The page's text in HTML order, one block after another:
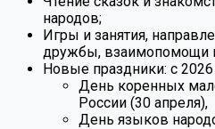
народов;
Игры и занятия,
дружбы, взаимопомощи
Новые праздники: с
День коренных
России (30 апреля),
День языков